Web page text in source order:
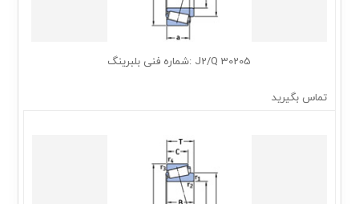
30205 J2/Q :شماره فنی بلبرینگ
تماس بگیرید